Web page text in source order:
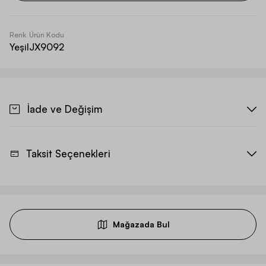
Renk
Yeşil
Ürün Kodu
JX9092
İade ve Değişim
Taksit Seçenekleri
Mağazada Bul